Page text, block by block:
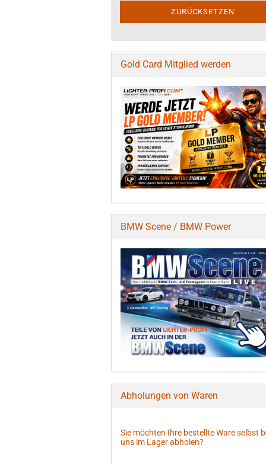
ZURÜCKSETZEN
Gold Card Mitglied werden
BMW Scene / BMW Power
Abholungen von Waren
Sie möchten Ihre bestellte Ware selbst
uns im Lager abholen?